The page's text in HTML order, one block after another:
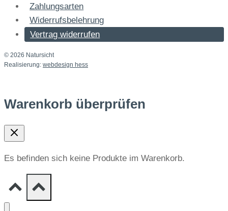
Zahlungsarten
Widerrufsbelehrung
Vertrag widerrufen
© 2026 Natursicht
Realisierung: webdesign hess
Warenkorb überprüfen
Es befinden sich keine Produkte im Warenkorb.